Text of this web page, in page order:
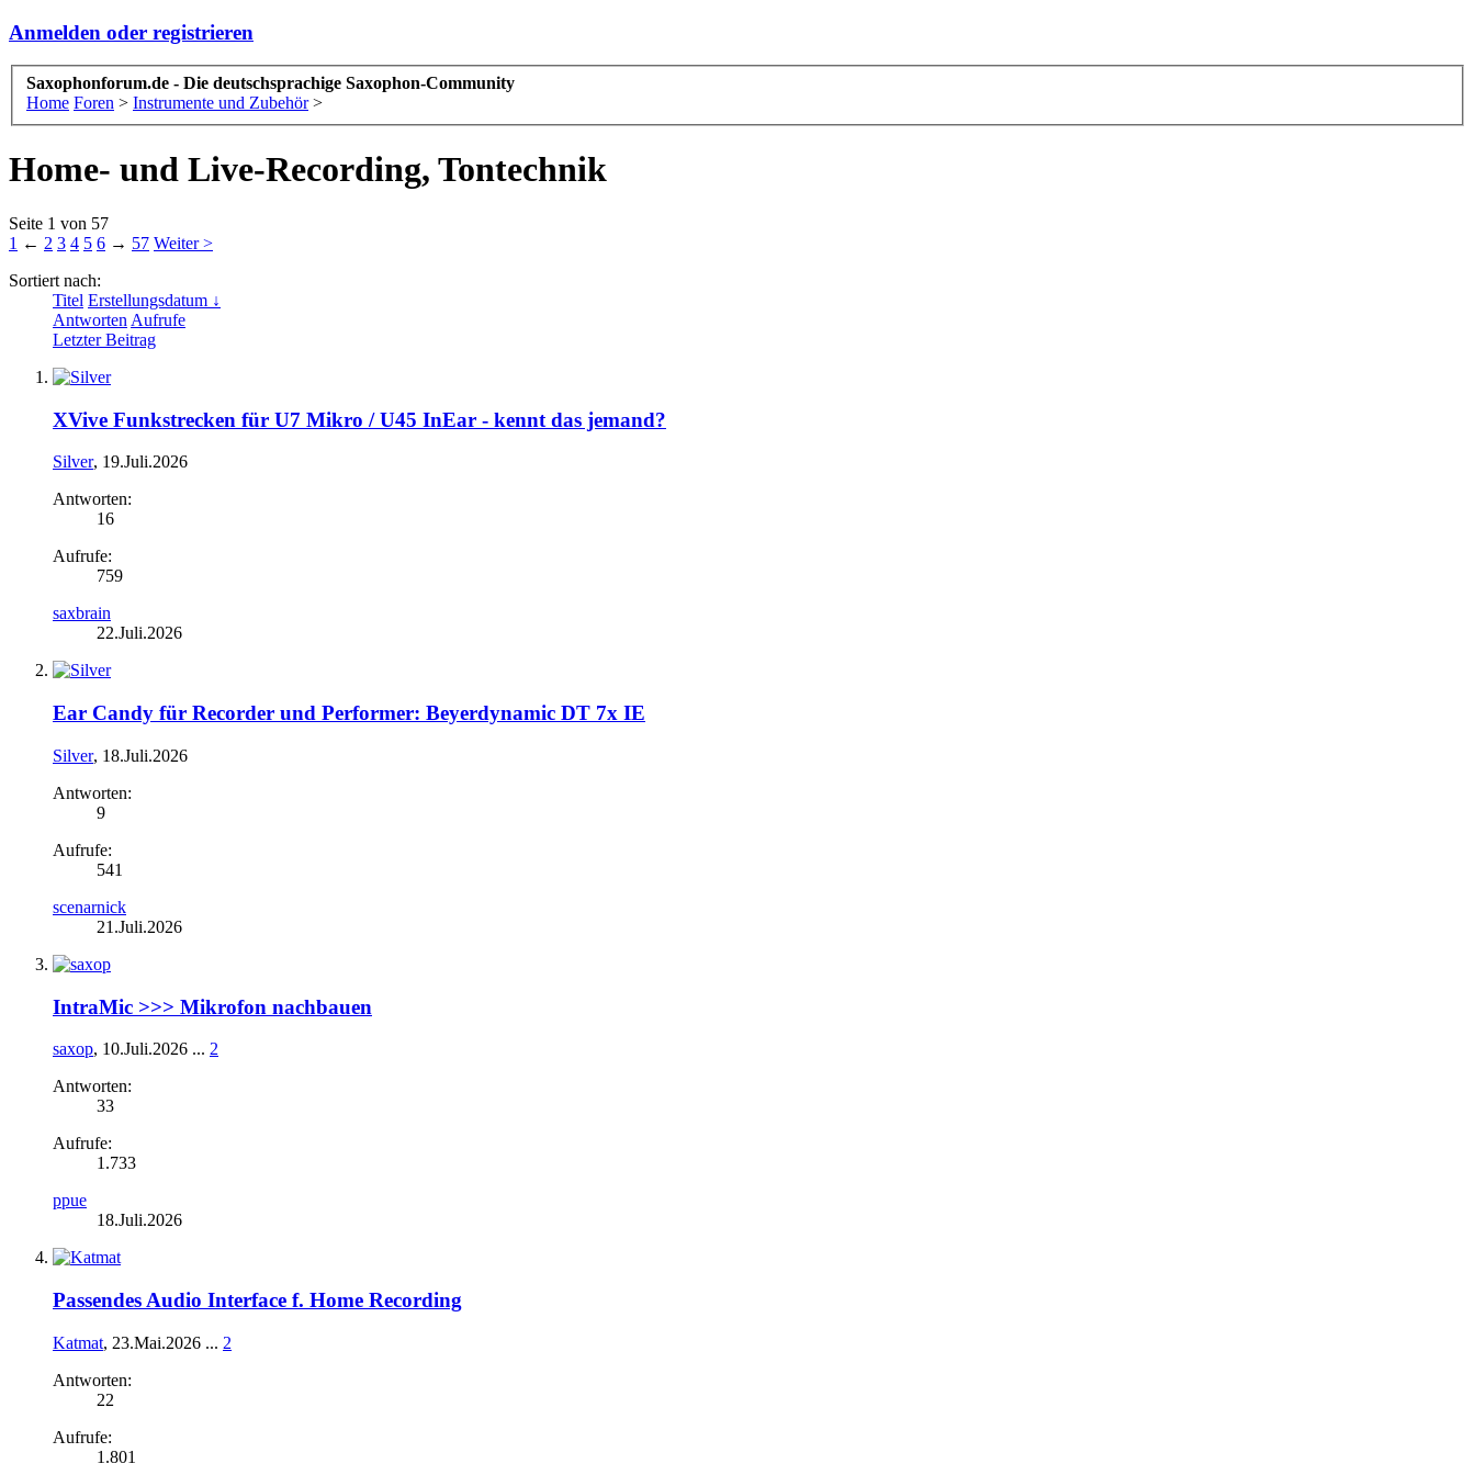
Anmelden oder registrieren
Saxophonforum.de - Die deutschsprachige Saxophon-Community
Home Foren > Instrumente und Zubehör >
Home- und Live-Recording, Tontechnik
Seite 1 von 57
1 ← 2 3 4 5 6 → 57 Weiter >
Sortiert nach:
Titel Erstellungsdatum ↓
Antworten Aufrufe
Letzter Beitrag
XVive Funkstrecken für U7 Mikro / U45 InEar - kennt das jemand?
Silver, 19.Juli.2026
Antworten:
16
Aufrufe:
759
saxbrain
22.Juli.2026
Ear Candy für Recorder und Performer: Beyerdynamic DT 7x IE
Silver, 18.Juli.2026
Antworten:
9
Aufrufe:
541
scenarnick
21.Juli.2026
IntraMic >>> Mikrofon nachbauen
saxop, 10.Juli.2026 ... 2
Antworten:
33
Aufrufe:
1.733
ppue
18.Juli.2026
Passendes Audio Interface f. Home Recording
Katmat, 23.Mai.2026 ... 2
Antworten:
22
Aufrufe:
1.801